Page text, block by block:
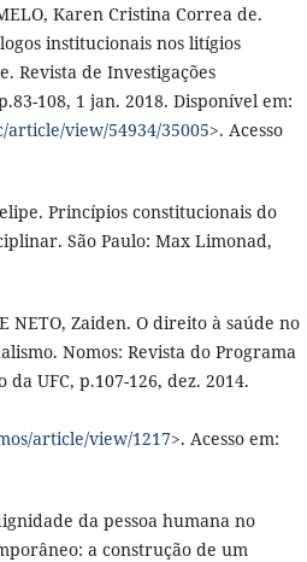
Karen Cristina Correa de.
institucionais nos litígios
Revista de Investigações
108, 1 jan. 2018. Disponível em:
view/54934/35005>. Acesso
Princípios constitucionais do
São Paulo: Max Limonad,
NETO, Zaiden. O direito à saúde no
Nomos: Revista do Programa
UFC, p.107-126, dez. 2014.
article/view/1217>. Acesso em:
da pessoa humana no
a construção de um